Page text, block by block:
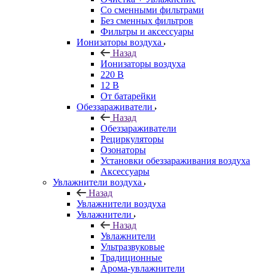
Cо сменными фильтрами
Без сменных фильтров
Фильтры и аксессуары
Ионизаторы воздуха
Назад
Ионизаторы воздуха
220 В
12 В
От батарейки
Обеззараживатели
Назад
Обеззараживатели
Рециркуляторы
Озонаторы
Установки обеззараживания воздуха
Аксессуары
Увлажнители воздуха
Назад
Увлажнители воздуха
Увлажнители
Назад
Увлажнители
Ультразвуковые
Традиционные
Арома-увлажнители